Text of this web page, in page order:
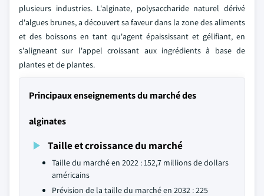
plusieurs industries. L'alginate, polysaccharide naturel dérivé
d'algues brunes, a découvert sa faveur dans la zone des aliments
et des boissons en tant qu'agent épaississant et gélifiant, en
s'aligneant sur l'appel croissant aux ingrédients à base de
plantes et de plantes.
Principaux enseignements du marché des
alginates
Taille et croissance du marché
Taille du marché en 2022 : 152,7 millions de dollars
américains
Prévision de la taille du marché en 2032 : 225